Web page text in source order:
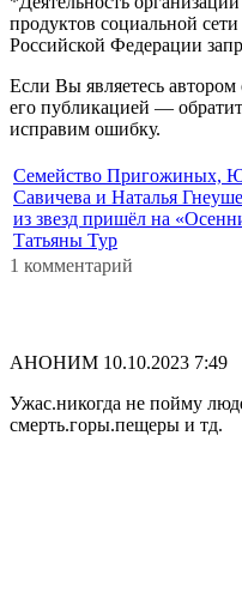
продуктов социальной
Российской Федерации
Если Вы являетесь
его публикацией —
исправим ошибку.
Семейство Пригожиных,
Савичева и Наталья
из звезд пришёл на
Татьяны Тур
1 комментарий
АНОНИМ 10.10.2023 7:49
Ужас.никогда не пойму
смерть.горы.пещеры и тд.